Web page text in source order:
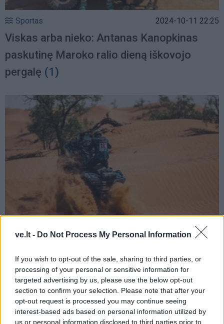
ve.lt - Do Not Process My Personal Information
If you wish to opt-out of the sale, sharing to third parties, or
processing of your personal or sensitive information for
targeted advertising by us, please use the below opt-out
section to confirm your selection. Please note that after your
opt-out request is processed you may continue seeing
interest-based ads based on personal information utilized by
us or personal information disclosed to third parties prior to
Sportas 2024-10-11 22:25
Viskas arba nieko: Antanas Kanopkinas
paskutinę Maroko ralio dieną iškovojo
pergalę (1)
Sportas 2024-10-08 21:28
varžovą